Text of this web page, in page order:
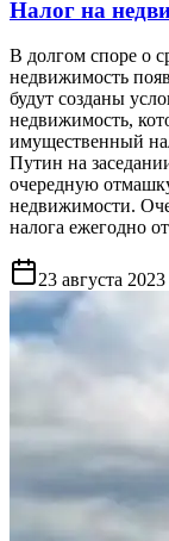
Налог на
В долгом споре о
недвижимость
будут созданы
недвижимость,
имущественный
Путин на
очередную
недвижимости.
налога ежегодно
23 августа 2023